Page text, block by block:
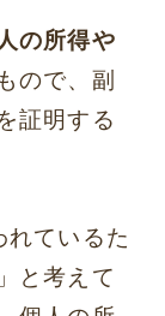
の所得や
もので、副
証明する
れているた
と考えて